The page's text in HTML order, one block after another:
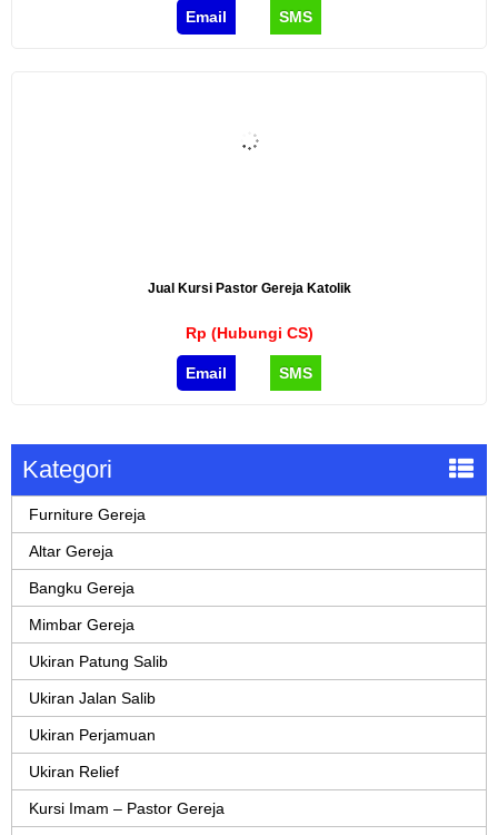
Email SMS
Jual Kursi Pastor Gereja Katolik
Rp (Hubungi CS)
Email SMS
Kategori
Furniture Gereja
Altar Gereja
Bangku Gereja
Mimbar Gereja
Ukiran Patung Salib
Ukiran Jalan Salib
Ukiran Perjamuan
Ukiran Relief
Kursi Imam – Pastor Gereja